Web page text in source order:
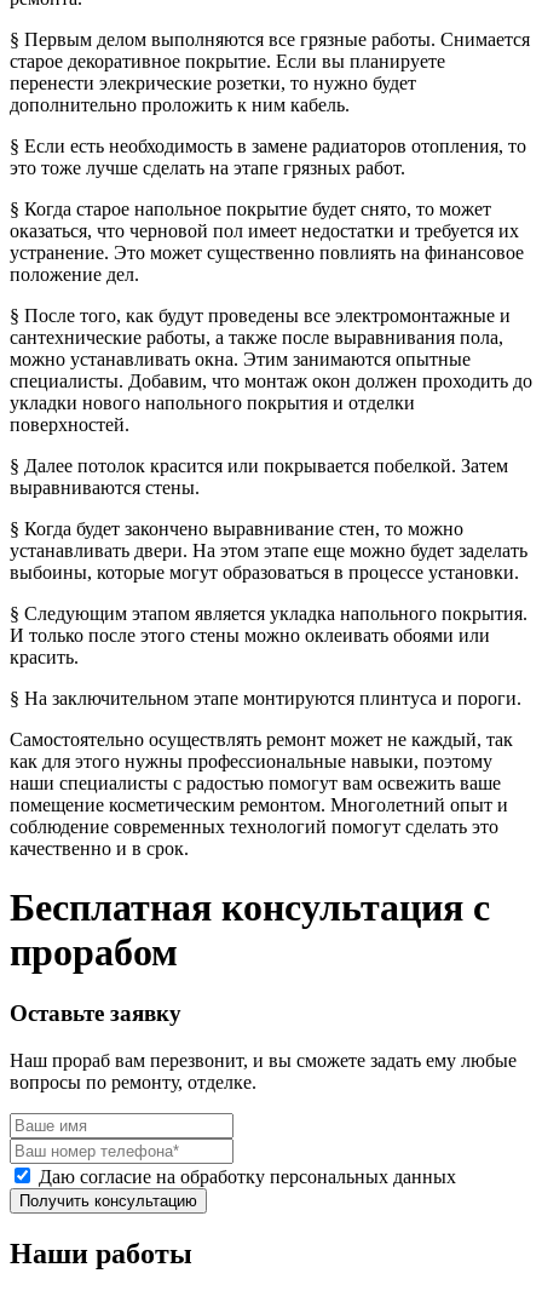
§ Первым делом выполняются все грязные работы. Снимается
старое декоративное покрытие. Если вы планируете
перенести элекрические розетки, то нужно будет
дополнительно проложить к ним кабель.
§ Если есть необходимость в замене радиаторов отопления, то
это тоже лучше сделать на этапе грязных работ.
§ Когда старое напольное покрытие будет снято, то может
оказаться, что черновой пол имеет недостатки и требуется их
устранение. Это может существенно повлиять на финансовое
положение дел.
§ После того, как будут проведены все электромонтажные и
сантехнические работы, а также после выравнивания пола,
можно устанавливать окна. Этим занимаются опытные
специалисты. Добавим, что монтаж окон должен проходить до
укладки нового напольного покрытия и отделки
поверхностей.
§ Далее потолок красится или покрывается побелкой. Затем
выравниваются стены.
§ Когда будет закончено выравнивание стен, то можно
устанавливать двери. На этом этапе еще можно будет заделать
выбоины, которые могут образоваться в процессе установки.
§ Следующим этапом является укладка напольного покрытия.
И только после этого стены можно оклеивать обоями или
красить.
§ На заключительном этапе монтируются плинтуса и пороги.
Самостоятельно осуществлять ремонт может не каждый, так
как для этого нужны профессиональные навыки, поэтому
наши специалисты с радостью помогут вам освежить ваше
помещение косметическим ремонтом. Многолетний опыт и
соблюдение современных технологий помогут сделать это
качественно и в срок.
Бесплатная консультация с
прорабом
Оставьте заявку
Наш прораб вам перезвонит, и вы сможете задать ему любые
вопросы по ремонту, отделке.
Даю согласие на обработку персональных данных
Получить консультацию
Наши работы